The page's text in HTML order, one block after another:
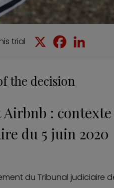
trial
the decision
Airbnb :
du 5 juin 2020
du Tribunal judiciaire